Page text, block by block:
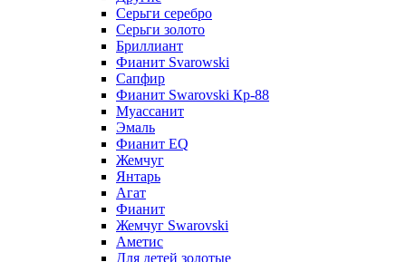
Серьги серебро
Серьги золото
Бриллиант
Фианит Svarowski
Сапфир
Фианит Swarovski Кр-88
Муассанит
Эмаль
Фианит EQ
Жемчуг
Янтарь
Агат
Фианит
Жемчуг Swarovski
Аметис
Для детей золотые